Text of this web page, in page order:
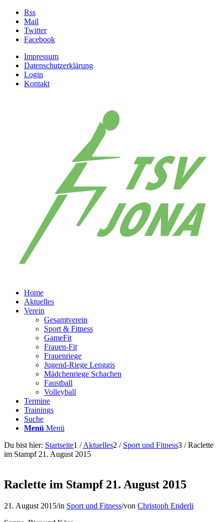
Rss
Mail
Twitter
Facebook
Impressum
Datenschutzerklärung
Login
Kontakt
Home
Aktuelles
Verein
Gesamtverein
Sport & Fitness
GameFit
Frauen-Fit
Frauenriege
Jugend-Riege Lenggis
Mädchenriege Schachen
Faustball
Volleyball
Termine
Trainings
Suche
Menü Menü
Du bist hier: Startseite1 / Aktuelles2 / Sport und Fitness3 / Raclette
im Stampf 21. August 2015
Raclette im Stampf 21. August 2015
21. August 2015/in Sport und Fitness/von Christoph Enderli